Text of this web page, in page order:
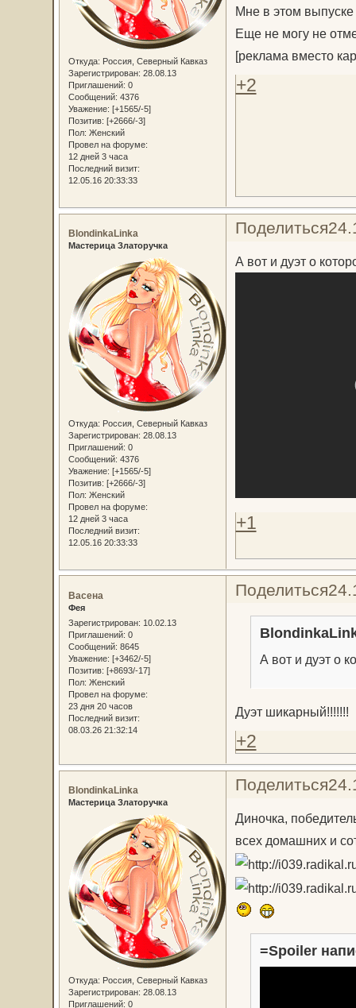
Откуда: Россия, Северный Кавказ
Зарегистрирован: 28.08.13
Приглашений: 0
Сообщений: 4376
Уважение: [+1565/-5]
Позитив: [+2666/-3]
Пол: Женский
Провел на форуме:
12 дней 3 часа
Последний визит:
12.05.16 20:33:33
Мне в этом
Еще не могу не
[реклама вместо
+2
Поделиться
BlondinkaLinka
Мастерица Златоручка
Откуда: Россия, Северный Кавказ
Зарегистрирован: 28.08.13
Приглашений: 0
Сообщений: 4376
Уважение: [+1565/-5]
Позитив: [+2666/-3]
Пол: Женский
Провел на форуме:
12 дней 3 часа
Последний визит:
12.05.16 20:33:33
А вот и дуэт о
+1
Поделиться
Васена
Фея
Зарегистрирован: 10.02.13
Приглашений: 0
Сообщений: 8645
Уважение: [+3462/-5]
Позитив: [+8693/-17]
Пол: Женский
Провел на форуме:
23 дня 20 часов
Последний визит:
08.03.26 21:32:14
А вот и дуэт о
Дуэт шикарный!!!!!!!
+2
Поделиться
BlondinkaLinka
Мастерица Златоручка
Откуда: Россия, Северный Кавказ
Зарегистрирован: 28.08.13
Приглашений: 0
Диночка,
всех домашних и
=Spoiler